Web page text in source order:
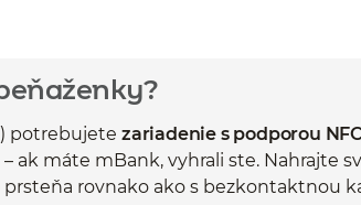
potrebujete zariadenie s podporou
máte mBank, vyhrali ste. Nahrajte
rovnako ako s bezkontaktnou